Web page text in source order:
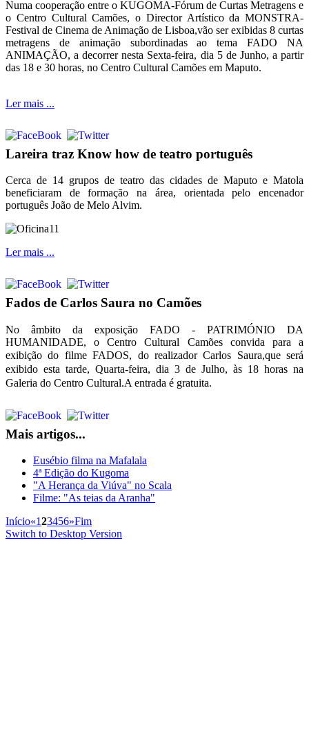
Numa cooperação entre o KUGOMA-Fórum de Curtas Metragens e
o Centro Cultural Camões, o Director Artístico da MONSTRA-
Festival de Cinema de Animação de Lisboa,vão ser exibidas 8 curtas
metragens de animação subordinadas ao tema FADO NA
ANIMAÇÃO, a decorrer nesta Sexta-feira, dia 5 de Junho, a partir
das 18 e 30 horas, no Centro Cultural Camões em Maputo.
Ler mais ...
Lareira traz Know how de teatro português
Cerca de 14 grupos de teatro das cidades de Maputo e Matola
beneficiaram de formação na área, orientada pelo encenador
português João de Melo Alvim.
Ler mais ...
Fados de Carlos Saura no Camões
No âmbito da exposição FADO - PATRIMÓNIO DA
HUMANIDADE, o Centro Cultural Camões convida para a
exibição do filmeFADOS, do realizador Carlos Saura,que será
exibido esta tarde, Quarta-feira, dia 3 de Julho, às 18 horas na
Galeria do Centro Cultural.A entrada é gratuita.
Mais artigos...
Eusébio filma na Mafalala
4ª Edição do Kugoma
"A Herança da Viúva" no Scala
Filme: "As teias da Aranha"
Início«123456»Fim
Switch to Desktop Version